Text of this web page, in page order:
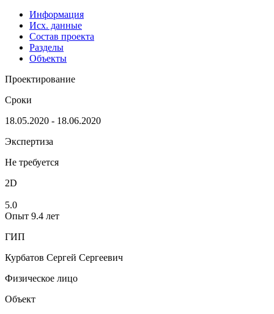
Информация
Исх. данные
Состав проекта
Разделы
Объекты
Проектирование
Сроки
18.05.2020 - 18.06.2020
Экспертиза
Не требуется
2D
5.0
Опыт 9.4 лет
ГИП
Курбатов Сергей Сергеевич
Физическое лицо
Объект